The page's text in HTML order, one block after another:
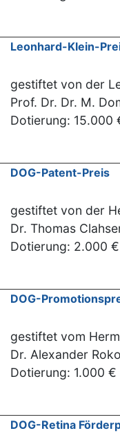
Leonhard-Klein-
gestiftet von der
Prof. Dr. Dr. M.
Dotierung: 15.000
DOG-Patent-Preis
gestiftet von der
Dr. Thomas
Dotierung: 2.000 €
DOG-
gestiftet vom
Dr. Alexander
Dotierung: 1.000 €
DOG-Retina